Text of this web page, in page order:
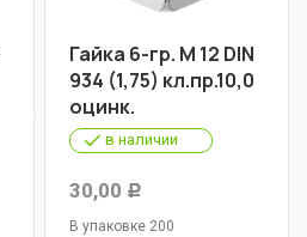
Гайка 6-гр. М 12 DIN
934 (1,75) кл.пр.10,0
оцинк.
в наличии
30,00 Р
В упаковке 200